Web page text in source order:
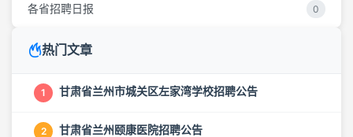
各省招聘日报 0
热门文章
1 甘肃省兰州市城关区左家湾学校招聘公告
2 甘肃省兰州颐康医院招聘公告